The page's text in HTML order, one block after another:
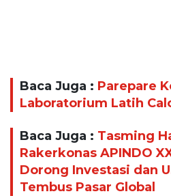
Baca Juga : Parepare
Laboratorium Latih
Baca Juga : Tasming
Rakerkonas APINDO
Dorong Investasi dan
Tembus Pasar Global